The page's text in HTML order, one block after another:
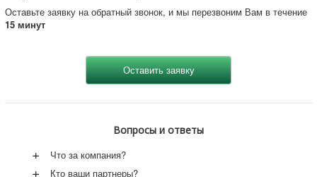
Оставьте заявку на обратный звонок, и мы перезвоним Вам в течение
15 минут
Вопросы и ответы
+ Что за компания?
+ Кто ваши партнеры?